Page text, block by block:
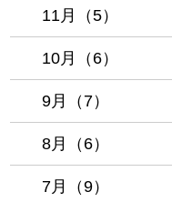
11月（5）
10月（6）
9月（7）
8月（6）
7月（9）